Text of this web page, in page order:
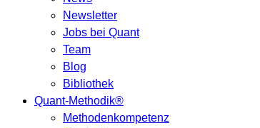
Newsletter
Jobs bei Quant
Team
Blog
Bibliothek
Quant-Methodik®
Methodenkompetenz